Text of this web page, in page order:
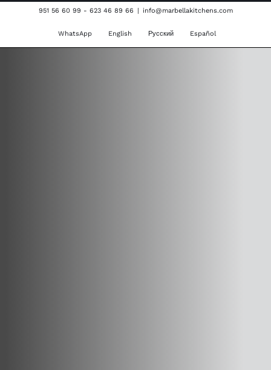
951 56 60 99 - 623 46 89 66 | info@marbellakitchens.com
WhatsApp English Русский Español